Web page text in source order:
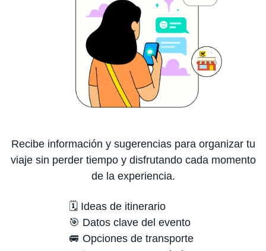
Recibe información y sugerencias para organizar tu
viaje sin perder tiempo y disfrutando cada momento
de la experiencia.
🗓️ Ideas de itinerario
🎯 Datos clave del evento
🚐 Opciones de transporte